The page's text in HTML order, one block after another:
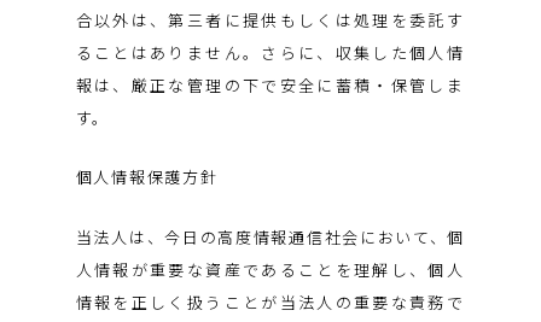
合以外は、第三者に提供もしくは処理を委託す
ることはありません。さらに、収集した個人情
報は、厳正な管理の下で安全に蓄積・保管しま
す。
個人情報保護方針
当法人は、今日の高度情報通信社会において、個
人情報が重要な資産であることを理解し、個人
情報を正しく扱うことが当法人の重要な責務で